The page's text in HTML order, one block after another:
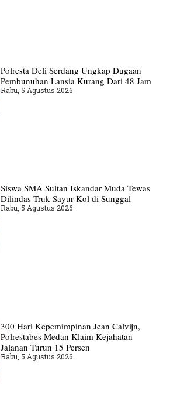
Polresta Deli Serdang Ungkap Dugaan
Pembunuhan Lansia Kurang Dari 48 Jam
Rabu, 5 Agustus 2026
Siswa SMA Sultan Iskandar Muda Tewas
Dilindas Truk Sayur Kol di Sunggal
Rabu, 5 Agustus 2026
300 Hari Kepemimpinan Jean Calvijn,
Polrestabes Medan Klaim Kejahatan
Jalanan Turun 15 Persen
Rabu, 5 Agustus 2026